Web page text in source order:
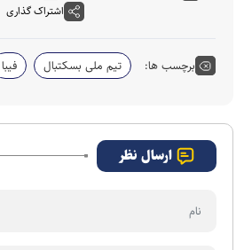
اشتراک گذاری
برچسب ها: تیم ملی بسکتبال فیبا
ارسال نظر